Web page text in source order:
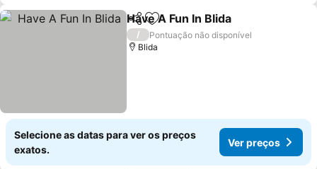
PartilharAdicionar aos favoritos
Have A Fun In Blida
/
Pontuação não disponível
Blida
Selecione as datas para ver os preços
exatos.
Ver preços